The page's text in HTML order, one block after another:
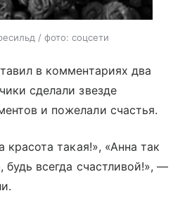
/ фото: соцсети
в комментариях два
сделали звезде
и пожелали счастья.
такая!», «Анна так
будь всегда счастливой!», —